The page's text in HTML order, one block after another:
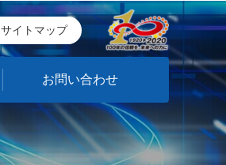
サイトマップ
お問い合わせ